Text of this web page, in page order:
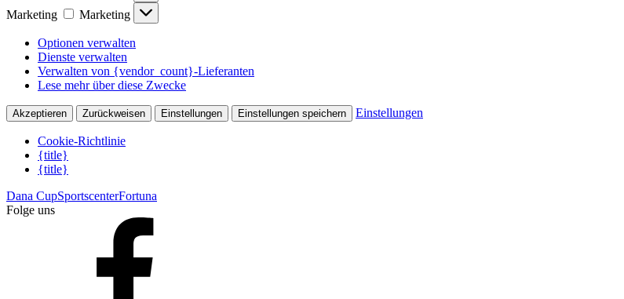
Marketing
Marketing
Optionen verwalten
Dienste verwalten
Verwalten von {vendor_count}-Lieferanten
Lese mehr über diese Zwecke
Akzeptieren Zurückweisen Einstellungen Einstellungen speichern Einstellungen
Cookie-Richtlinie
{title}
{title}
Dana CupSportscenterFortuna
Folge uns